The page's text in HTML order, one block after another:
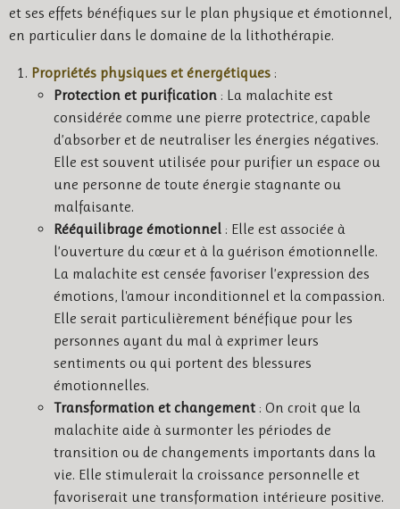
et ses effets bénéfiques sur le plan physique et émotionnel,
en particulier dans le domaine de la lithothérapie.
Propriétés physiques et énergétiques :
Protection et purification : La malachite est
considérée comme une pierre protectrice, capable
d’absorber et de neutraliser les énergies négatives.
Elle est souvent utilisée pour purifier un espace ou
une personne de toute énergie stagnante ou
malfaisante.
Rééquilibrage émotionnel : Elle est associée à
l’ouverture du cœur et à la guérison émotionnelle.
La malachite est censée favoriser l’expression des
émotions, l'amour inconditionnel et la compassion.
Elle serait particulièrement bénéfique pour les
personnes ayant du mal à exprimer leurs
sentiments ou qui portent des blessures
émotionnelles.
Transformation et changement : On croit que la
malachite aide à surmonter les périodes de
transition ou de changements importants dans la
vie. Elle stimulerait la croissance personnelle et
favoriserait une transformation intérieure positive.